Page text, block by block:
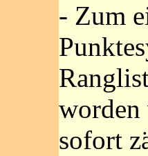
- Zum
worden
sofort